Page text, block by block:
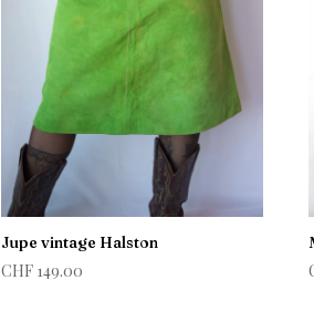
Jupe vintage Halston
CHF 149.00